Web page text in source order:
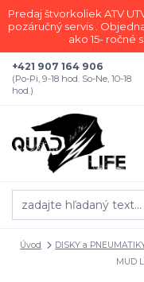
Predaj štvorkoliek ATV
pozáručný servis .
ako 15- ročné
+421 907 164 906
(Po-Pi, 9-18 hod. So-Ne, 10-18
hod.)
Úvod DISKY a
MUD